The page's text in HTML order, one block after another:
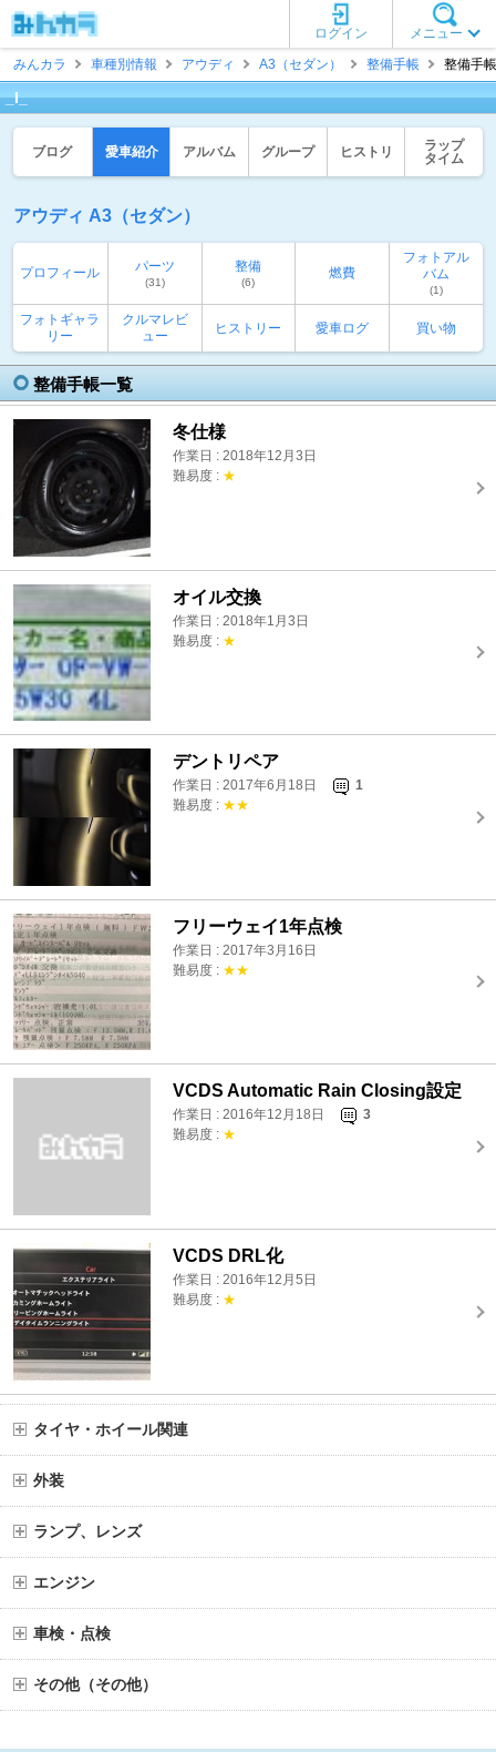
メニュー
ログイン
みんカラ
車種別情報 アウディ A3（セダン） 整備手帳 整備手
_I_
ブログ 愛車紹介 アルバム グループ ヒストリ
ラップ
タイム
アウディ A3（セダン）
プロフィール パーツ
(31)
整備
(6)
燃費
フォトアル
バム
(1)
フォトギャラ
リー
クルマレビ
ュー
ヒストリー 愛車ログ 買い物
整備手帳一覧
冬仕様
作業日 : 2018年12月3日
難易度 : ★
オイル交換
作業日 : 2018年1月3日
難易度 : ★
デントリペア
作業日 : 2017年6月18日
1
難易度 : ★★
フリーウェイ1年点検
作業日 : 2017年3月16日
難易度 : ★★
VCDS Automatic Rain Closing設定
作業日 : 2016年12月18日
3
難易度 : ★
VCDS DRL化
作業日 : 2016年12月5日
難易度 : ★
タイヤ・ホイール関連
外装
ランプ、レンズ
エンジン
車検・点検
その他（その他）